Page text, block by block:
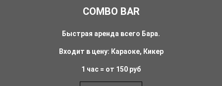
COMBO BAR
Быстрая аренда всего Бара.
Входит в цену: Караоке, Кикер
1 час = от 150 руб